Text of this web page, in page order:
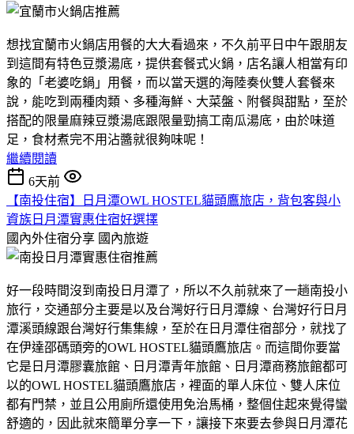
想找宜蘭市火鍋店用餐的大大看過來，不久前平日中午跟朋友
到這間有特色豆漿湯底，提供套餐式火鍋，店名讓人相當有印
象的「老婆吃鍋」用餐，而以當天選的海陸奏伙雙人套餐來
說，能吃到兩種肉類、多種海鮮、大菜盤、附餐與甜點，至於
搭配的限量麻辣豆漿湯底跟限量勁搞工南瓜湯底，由於味道
足，食材煮完不用沾醬就很夠味呢！
繼續閱讀
6天前
【南投住宿】日月潭OWL HOSTEL貓頭鷹旅店，背包客與小
資族日月潭實惠住宿好選擇
國內外住宿分享 國內旅遊
好一段時間沒到南投日月潭了，所以不久前就來了一趟南投小
旅行，交通部分主要是以及台灣好行日月潭線、台灣好行日月
潭溪頭線跟台灣好行集集線，至於在日月潭住宿部分，就找了
在伊達邵碼頭旁的OWL HOSTEL貓頭鷹旅店。而這間你要當
它是日月潭膠囊旅館、日月潭青年旅館、日月潭商務旅館都可
以的OWL HOSTEL貓頭鷹旅店，裡面的單人床位、雙人床位
都有門禁，並且公用廁所還使用免治馬桶，整個住起來覺得蠻
舒適的，因此就來簡單分享一下，讓接下來要去參與日月潭花